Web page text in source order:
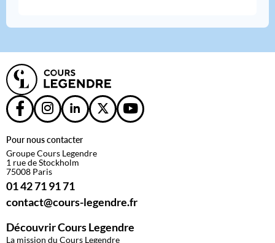
Pour nous contacter
Groupe Cours Legendre
1 rue de Stockholm
75008 Paris
01 42 71 91 71
contact@cours-legendre.fr
Découvrir Cours Legendre
La mission du Cours Legendre